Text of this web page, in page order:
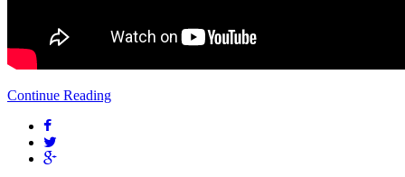
Continue Reading